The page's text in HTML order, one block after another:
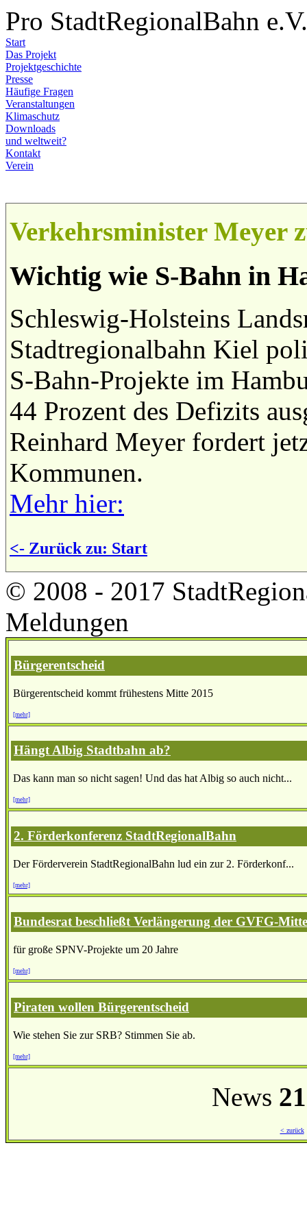
Pro StadtRegionalBahn e.V.
Start
Das Projekt
Projektgeschichte
Presse
Häufige Fragen
Veranstaltungen
Klimaschutz
Downloads
und weltweit?
Kontakt
Verein
Verkehrsminister Meyer
Wichtig wie S-Bahn in
Schleswig-Holsteins
Stadtregionalbahn Kiel
S-Bahn-Projekte im
44 Prozent des Defizits
Reinhard Meyer fordert
Kommunen.
Mehr hier:
<- Zurück zu: Start
© 2008 - 2017
Meldungen
Bürgerentscheid
Bürgerentscheid kommt frühestens Mitte 2015
[mehr]
Hängt Albig Stadtbahn ab?
Das kann man so nicht sagen! Und das hat Albig so auch nicht...
[mehr]
2. Förderkonferenz StadtRegionalBahn
Der Förderverein StadtRegionalBahn lud ein zur 2. Förderkonf...
[mehr]
Bundesrat beschließt Verlängerung der GVFG-
für große SPNV-Projekte um 20 Jahre
[mehr]
Piraten wollen Bürgerentscheid
Wie stehen Sie zur SRB? Stimmen Sie ab.
[mehr]
News
< zurück